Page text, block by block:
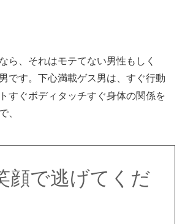
ら、それはモテてない男性もしく
です。下心満載ゲス男は、すぐ行動
すぐボディタッチすぐ身体の関係を
、
顔で逃げてくだ